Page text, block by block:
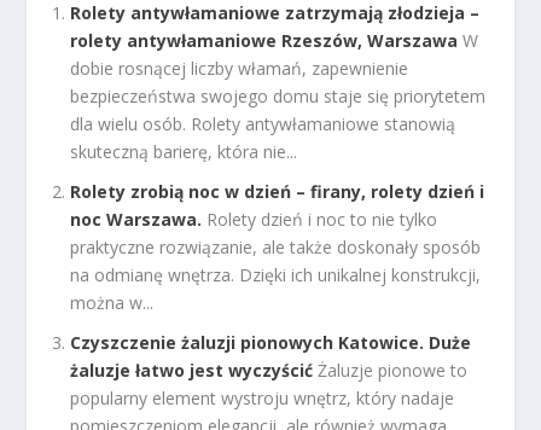
Rolety antywłamaniowe zatrzymają złodzieja –
rolety antywłamaniowe Rzeszów, Warszawa W
dobie rosnącej liczby włamań, zapewnienie
bezpieczeństwa swojego domu staje się priorytetem
dla wielu osób. Rolety antywłamaniowe stanowią
skuteczną barierę, która nie...
Rolety zrobią noc w dzień – firany, rolety dzień i
noc Warszawa. Rolety dzień i noc to nie tylko
praktyczne rozwiązanie, ale także doskonały sposób
na odmianę wnętrza. Dzięki ich unikalnej konstrukcji,
można w...
Czyszczenie żaluzji pionowych Katowice. Duże
żaluzje łatwo jest wyczyścić Żaluzje pionowe to
popularny element wystroju wnętrz, który nadaje